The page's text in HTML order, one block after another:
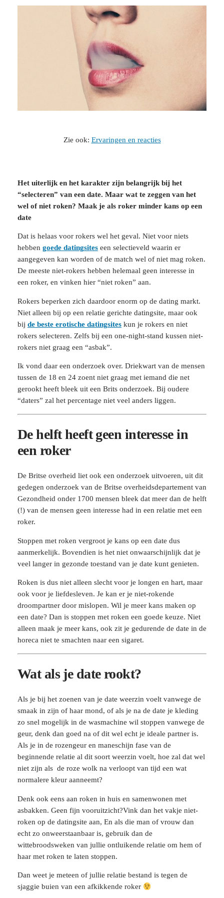
Zie ook: Ervaringen en reacties
Het uiterlijk en het karakter zijn belangrijk bij het
“selecteren” van een date. Maar wat te zeggen van het
wel of niet roken? Maak je als roker minder kans op een
date
Dat is helaas voor rokers wel het geval. Niet voor niets
hebben goede datingsites een selectieveld waarin er
aangegeven kan worden of de match wel of niet mag roken.
De meeste niet-rokers hebben helemaal geen interesse in
een roker, en vinken hier “niet roken” aan.
Rokers beperken zich daardoor enorm op de dating markt.
Niet alleen bij op een relatie gerichte datingsite, maar ook
bij de beste erotische datingsiteskun je rokers en niet
rokers selecteren. Zelfs bij een one-night-stand kussen niet-
rokers niet graag een “asbak”.
Ik vond daar een onderzoek over. Driekwart van de mensen
tussen de 18 en 24 zoent niet graag met iemand die net
gerookt heeft bleek uit een Brits onderzoek. Bij oudere
“daters” zal het percentage niet veel anders liggen.
De helft heeft geen interesse in
een roker
De Britse overheid liet ook een onderzoek uitvoeren, uit dit
gedegen onderzoek van de Britse overheidsdepartement van
Gezondheid onder 1700 mensen bleek dat meer dan de helft
(!) van de mensen geen interesse had in een relatie met een
roker.
Stoppen met roken vergroot je kans op een date dus
aanmerkelijk. Bovendien is het niet onwaarschijnlijk dat je
veel langer in gezonde toestand van je date kunt genieten.
Roken is dus niet alleen slecht voor je longen en hart, maar
ook voor je liefdesleven. Je kan er je niet-rokende
droompartner door mislopen. Wil je meer kans maken op
een date? Dan is stoppen met roken een goede keuze. Niet
alleen maak je meer kans, ook zit je gedurende de date in de
horeca niet te smachten naar een sigaret.
Wat als je date rookt?
Als je bij het zoenen van je date weerzin voelt vanwege de
smaak in zijn of haar mond, of als je na de date je kleding
zo snel mogelijk in de wasmachine wil stoppen vanwege de
geur, denk dan goed na of dit wel echt je ideale partner is.
Als je in de rozengeur en maneschijn fase van de
beginnende relatie al dit soort weerzin voelt, hoe zal dat wel
niet zijn als de roze wolk na verloopt van tijd een wat
normalere kleur aanneemt?
Denk ook eens aan roken in huis en samenwonen met
asbakken. Geen fijn vooruitzicht?Vink dan het vakje niet-
roken op de datingsite aan, En als die man of vrouw dan
echt zo onweerstaanbaar is, gebruik dan de
wittebroodsweken van jullie ontluikende relatie om hem of
haar met roken te laten stoppen.
Dan weet je meteen of jullie relatie bestand is tegen de
sjaggie buien van een afkikkende roker